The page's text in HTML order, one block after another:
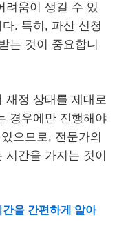
려움이 생길 수 있
. 특히, 파산 신청
는 것이 중요합니
재정 상태를 제대로
경우에만 진행해야
으므로, 전문가의
시간을 가지는 것이
을 간편하게 알아